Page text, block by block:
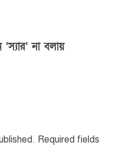
না বলায়
Required fields